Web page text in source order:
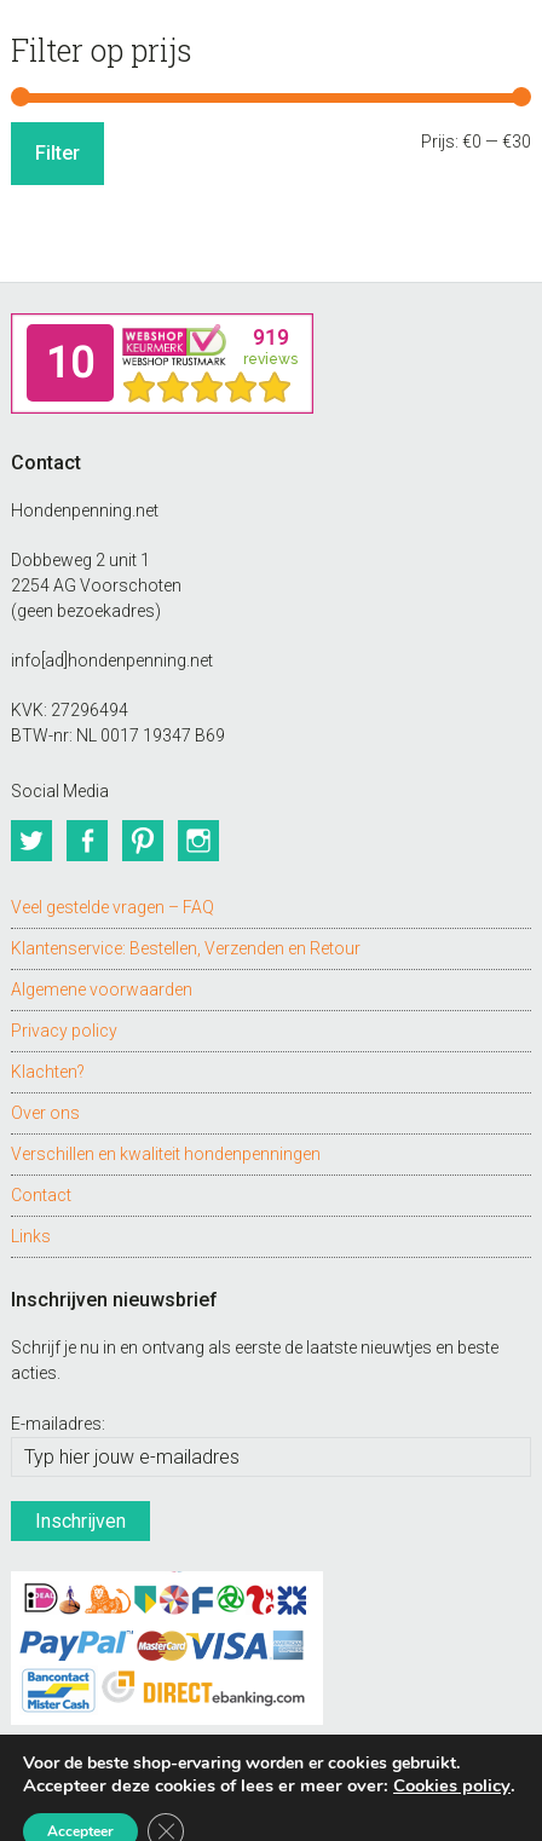
Filter op prijs
Filter Prijs:€0 —€30
Footer
Contact
Hondenpenning.net
Dobbeweg 2 unit 1
2254 AG Voorschoten
(geen bezoekadres)
info[ad]hondenpenning.net
KVK: 27296494
BTW-nr: NL 0017 19347 B69
Social Media
TwitterFacebookPinterest
Veel gestelde vragen – FAQ
Klantenservice: Bestellen, Verzenden en Retour
Algemene voorwaarden
Privacy policy
Klachten?
Over ons
Verschillen en kwaliteit hondenpenningen
Contact
Links
Inschrijven nieuwsbrief
Schrijf je nu in en ontvang als eerste de laatste nieuwtjes en beste
acties.
E-mailadres:
© Hondenpenning.net
Voor de beste shop-ervaring worden er cookies gebruikt.
Accepteer deze cookies of lees er meer over: Cookies policy.
Accepteer Sluit AVG/GDPR cookie banner